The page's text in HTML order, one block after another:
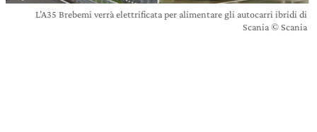
L’A35 Brebemi verrà elettrificata per alimentare gli autocarri ibridi di
Scania © Scania